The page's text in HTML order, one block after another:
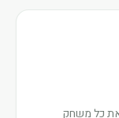
כל משחק